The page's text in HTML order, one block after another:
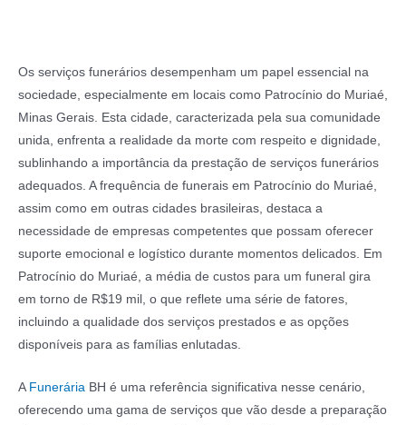
Os serviços funerários desempenham um papel essencial na
sociedade, especialmente em locais como Patrocínio do Muriaé,
Minas Gerais. Esta cidade, caracterizada pela sua comunidade
unida, enfrenta a realidade da morte com respeito e dignidade,
sublinhando a importância da prestação de serviços funerários
adequados. A frequência de funerais em Patrocínio do Muriaé,
assim como em outras cidades brasileiras, destaca a
necessidade de empresas competentes que possam oferecer
suporte emocional e logístico durante momentos delicados. Em
Patrocínio do Muriaé, a média de custos para um funeral gira
em torno de R$19 mil, o que reflete uma série de fatores,
incluindo a qualidade dos serviços prestados e as opções
disponíveis para as famílias enlutadas.
A Funerária BH é uma referência significativa nesse cenário,
oferecendo uma gama de serviços que vão desde a preparação